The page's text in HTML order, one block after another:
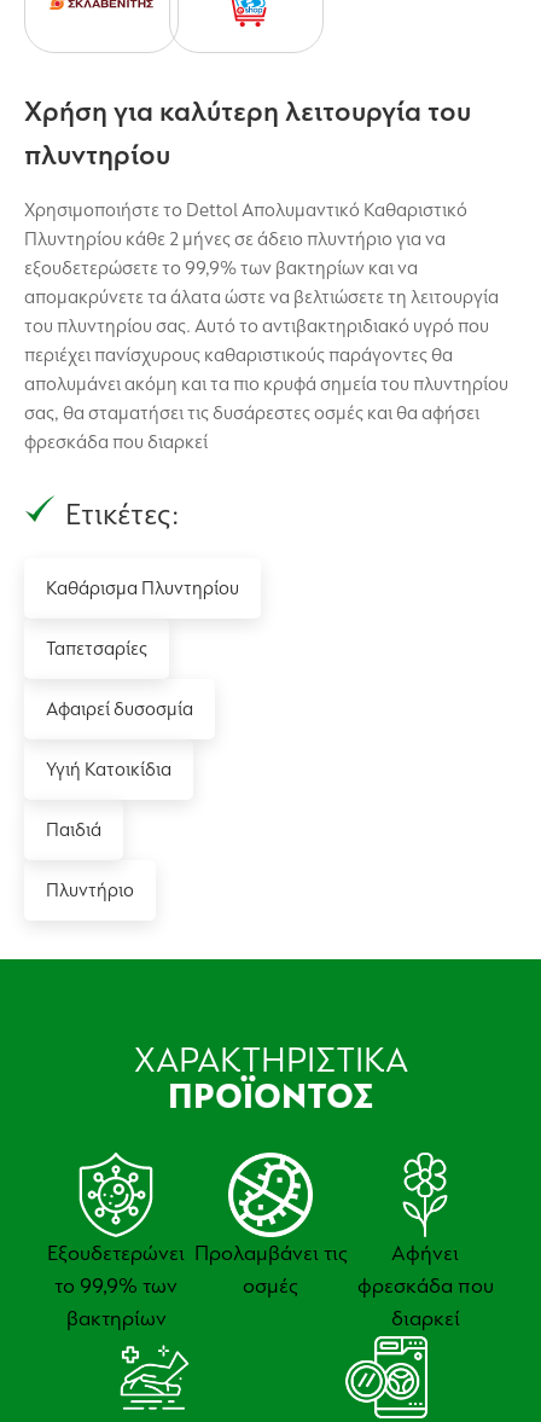
Χρήση για καλύτερη λειτουργία του
πλυντηρίου
Χρησιμοποιήστε το Dettol Απολυμαντικό Καθαριστικό
Πλυντηρίου κάθε 2 μήνες σε άδειο πλυντήριο για να
εξουδετερώσετε το 99,9% των βακτηρίων και να
απομακρύνετε τα άλατα ώστε να βελτιώσετε τη λειτουργία
του πλυντηρίου σας. Αυτό το αντιβακτηριδιακό υγρό που
περιέχει πανίσχυρους καθαριστικούς παράγοντες θα
απολυμάνει ακόμη και τα πιο κρυφά σημεία του πλυντηρίου
σας, θα σταματήσει τις δυσάρεστες οσμές και θα αφήσει
φρεσκάδα που διαρκεί
Ετικέτες:
Καθάρισμα Πλυντηρίου
Ταπετσαρίες
Αφαιρεί δυσοσμία
Υγιή Κατοικίδια
Παιδιά
Πλυντήριο
ΧΑΡΑΚΤΗΡΙΣΤΙΚΑ
ΠΡΟΪΟΝΤΟΣ
Εξουδετερώνει
το 99,9% των
βακτηρίων
Προλαμβάνει τις
οσμές
Αφήνει
φρεσκάδα που
διαρκεί